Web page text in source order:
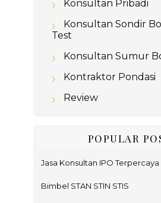
Konsultan Pribadi
Konsultan Sondir
Test
Konsultan Sumur
Kontraktor Pondasi
Review
POPULAR
Jasa Konsultan IPO
Bimbel STAN STIN STIS